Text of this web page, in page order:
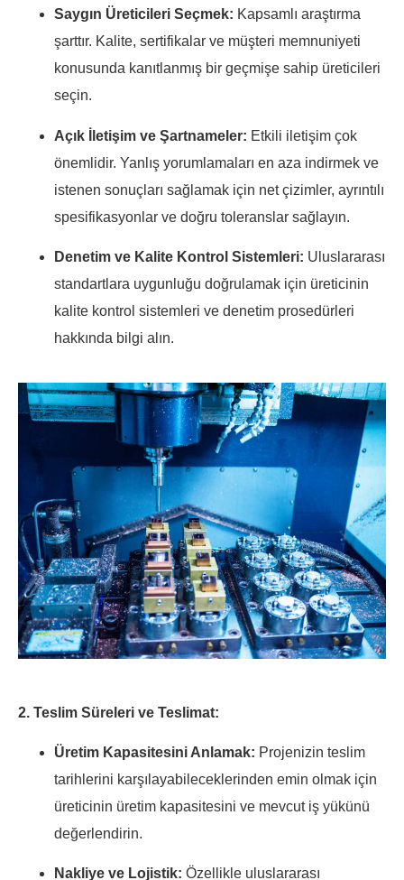
Saygın Üreticileri Seçmek: Kapsamlı araştırma
şarttır. Kalite, sertifikalar ve müşteri memnuniyeti
konusunda kanıtlanmış bir geçmişe sahip üreticileri
seçin.
Açık İletişim ve Şartnameler: Etkili iletişim çok
önemlidir. Yanlış yorumlamaları en aza indirmek ve
istenen sonuçları sağlamak için net çizimler, ayrıntılı
spesifikasyonlar ve doğru toleranslar sağlayın.
Denetim ve Kalite Kontrol Sistemleri: Uluslararası
standartlara uygunluğu doğrulamak için üreticinin
kalite kontrol sistemleri ve denetim prosedürleri
hakkında bilgi alın.
2. Teslim Süreleri ve Teslimat:
Üretim Kapasitesini Anlamak: Projenizin teslim
tarihlerini karşılayabileceklerinden emin olmak için
üreticinin üretim kapasitesini ve mevcut iş yükünü
değerlendirin.
Nakliye ve Lojistik: Özellikle uluslararası